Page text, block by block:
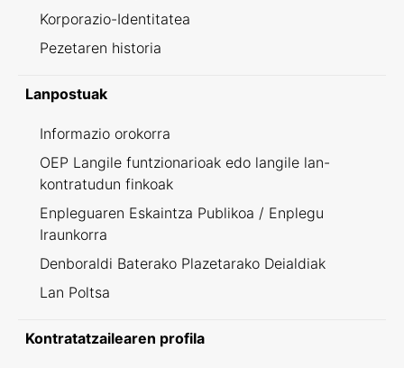
Korporazio-Identitatea
Pezetaren historia
Lanpostuak
Informazio orokorra
OEP Langile funtzionarioak edo langile lan-
kontratudun finkoak
Enpleguaren Eskaintza Publikoa / Enplegu
Iraunkorra
Denboraldi Baterako Plazetarako Deialdiak
Lan Poltsa
Kontratatzailearen profila